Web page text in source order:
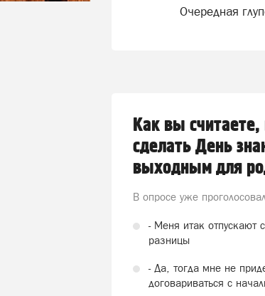
Очередная
Как вы
сделать День
выходным для
В опросе уже
- Меня итак отпускают
разницы
- Да, тогда мне не
договариваться с